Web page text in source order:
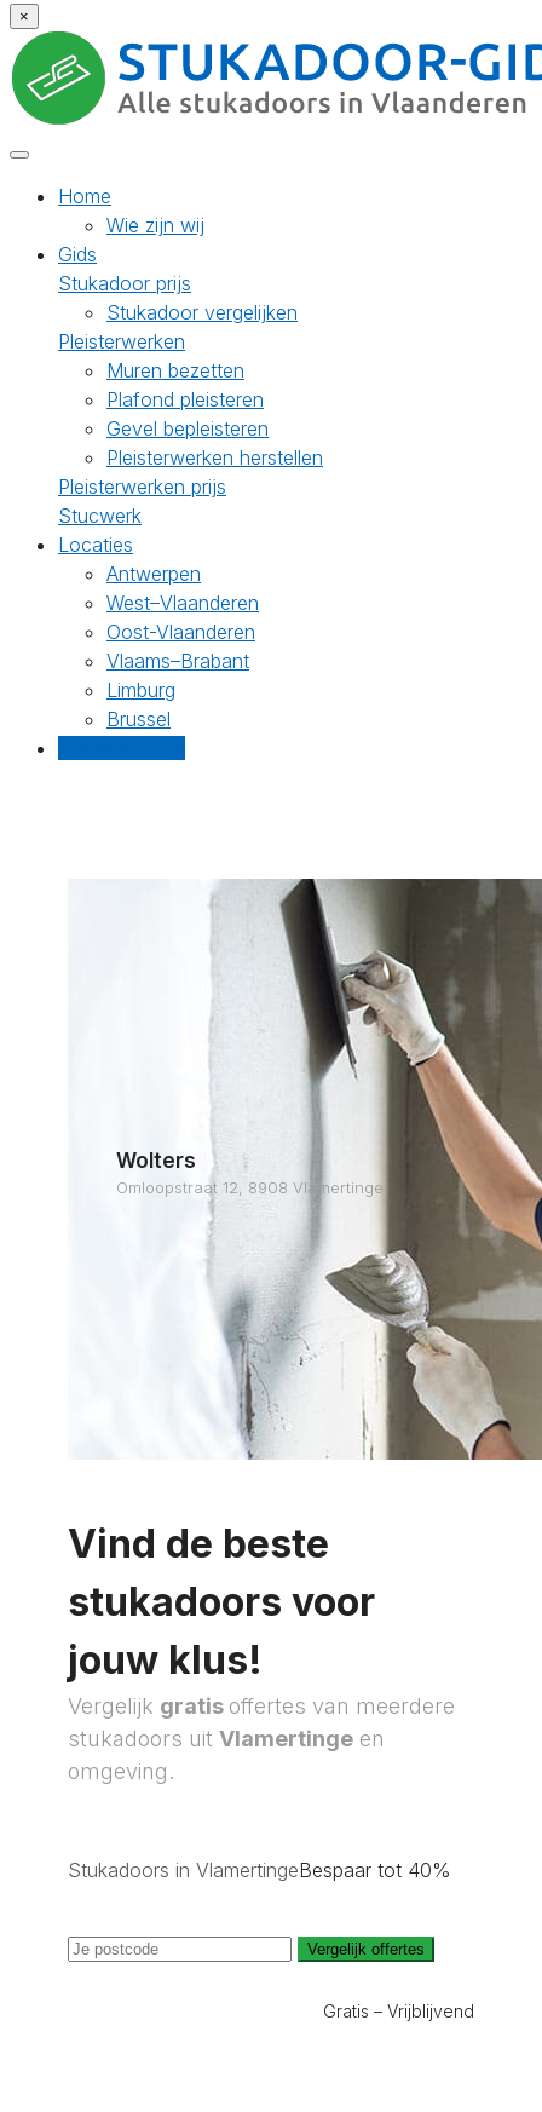
×
Home
Wie zijn wij
Gids
Stukadoor prijs
Stukadoor vergelijken
Pleisterwerken
Muren bezetten
Plafond pleisteren
Gevel bepleisteren
Pleisterwerken herstellen
Pleisterwerken prijs
Stucwerk
Locaties
Antwerpen
West–Vlaanderen
Oost-Vlaanderen
Vlaams–Brabant
Limburg
Brussel
Wolters
Omloopstraat 12, 8908 Vlamertinge
Vind de beste
stukadoors voor
jouw klus!
Vergelijk gratis offertes van meerdere
stukadoors uit Vlamertinge en
omgeving.
Stukadoors in VlamertingeBespaar tot 40%
Vergelijk offertes
Gratis – Vrijblijvend